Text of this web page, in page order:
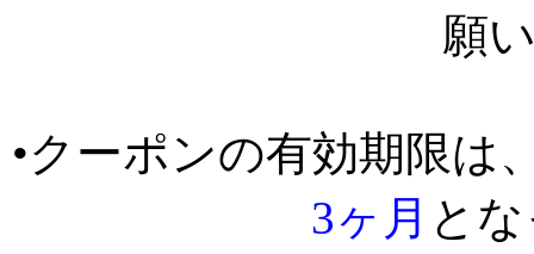
願
•クーポンの有効期限は
3ヶ月 と